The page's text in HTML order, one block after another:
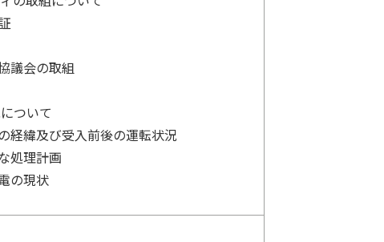
議会の取組
ついて
経緯及び受入前後の運転状況
処理計画
の現状